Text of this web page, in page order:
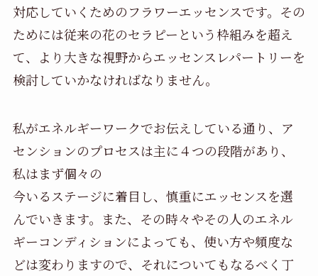
対応していくためのフラワーエッセンスです。その
ためには従来の花のセラピーという枠組みを超え
て、より大きな視野からエッセンスレパートリーを
検討していかなければなりません。
私がエネルギーワークでお伝えしている通り、ア
センションのプロセスは主に４つの段階があり、
私はまず個々の
今いるステージに着目し、慎重にエッセンスを選
んでいきます。また、その時々やその人のエネル
ギーコンディションによっても、使い方や頻度な
どは変わりますので、それについてもなるべく丁